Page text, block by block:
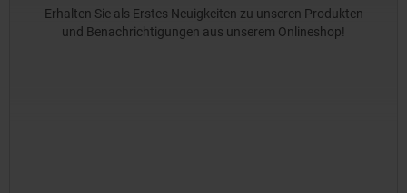
Erhalten Sie als Erstes Neuigkeiten zu unseren Produkten
und Benachrichtigungen aus unserem Onlineshop!